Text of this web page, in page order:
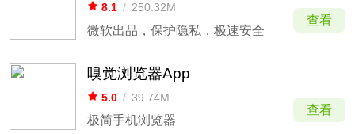
8.1 / 250.32M
微软出品，保护隐私，极速安全
查看
嗅觉浏览器App
5.0 / 39.74M
极简手机浏览器
查看